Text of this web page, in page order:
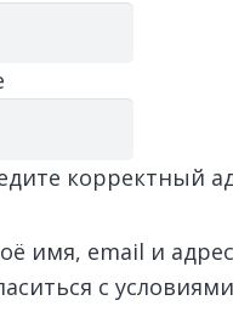
корректный
имя, email и
с